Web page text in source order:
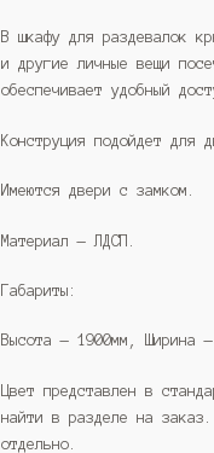
В шкафу для раздевалок
и другие личные вещи
обеспечивает удобный
Конструция подойдет для
Имеются двери с замком.
Материал — ЛДСП.
Габариты:
Высота — 1900мм, Ширина
Цвет представлен в
найти в разделе на
отдельно.